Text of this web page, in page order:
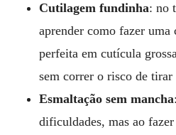
Cutilagem fundinha: no
aprender como fazer
perfeita em cutícula
sem correr o risco de
Esmaltação sem mancha
dificuldades, mas ao